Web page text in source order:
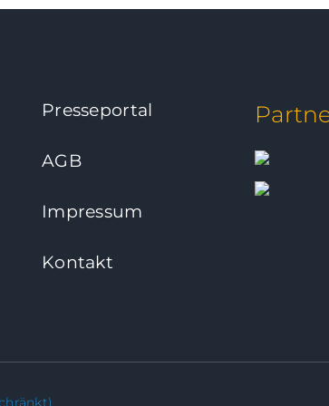
Presseportal
AGB
Impressum
Kontakt